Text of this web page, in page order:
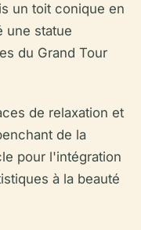
un toit conique en
une statue
du Grand Tour
de relaxation et
de la
pour l'intégration
à la beauté